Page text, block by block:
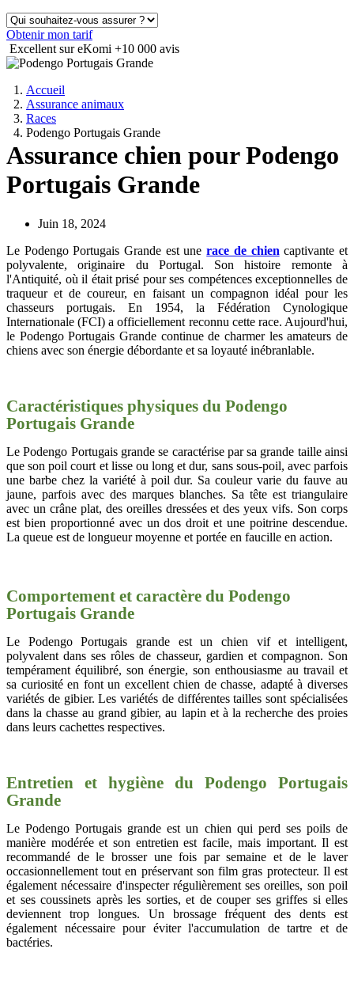
Obtenir mon tarif
Excellent sur eKomi +10 000 avis
Accueil
Assurance animaux
Races
Podengo Portugais Grande
Assurance chien pour Podengo
Portugais Grande
Juin 18, 2024
Le Podengo Portugais Grande est unerace de chien captivante et
polyvalente, originaire du Portugal. Son histoire remonte à
l'Antiquité, où il était prisé pour ses compétences exceptionnelles de
traqueur et de coureur, en faisant un compagnon idéal pour les
chasseurs portugais. En 1954, la Fédération Cynologique
Internationale (FCI) a officiellement reconnu cette race. Aujourd'hui,
le Podengo Portugais Grande continue de charmer les amateurs de
chiens avec son énergie débordante et sa loyauté inébranlable.
Caractéristiques physiques du Podengo
Portugais Grande
Le Podengo Portugais grande se caractérise par sa grande taille ainsi
que son poil court et lisse ou long et dur, sans sous-poil, avec parfois
une barbe chez la variété à poil dur. Sa couleur varie du fauve au
jaune, parfois avec des marques blanches. Sa tête est triangulaire
avec un crâne plat, des oreilles dressées et des yeux vifs. Son corps
est bien proportionné avec un dos droit et une poitrine descendue.
La queue est de longueur moyenne et portée en faucille en action.
Comportement et caractère du Podengo
Portugais Grande
Le Podengo Portugais grande est un chien vif et intelligent,
polyvalent dans ses rôles de chasseur, gardien et compagnon. Son
tempérament équilibré, son énergie, son enthousiasme au travail et
sa curiosité en font un excellent chien de chasse, adapté à diverses
variétés de gibier. Les variétés de différentes tailles sont spécialisées
dans la chasse au grand gibier, au lapin et à la recherche des proies
dans leurs cachettes respectives.
Entretien et hygiène du Podengo Portugais
Grande
Le Podengo Portugais grande est un chien qui perd ses poils de
manière modérée et son entretien est facile, mais important. Il est
recommandé de le brosser une fois par semaine et de le laver
occasionnellement tout en préservant son film gras protecteur. Il est
également nécessaire d'inspecter régulièrement ses oreilles, son poil
et ses coussinets après les sorties, et de couper ses griffes si elles
deviennent trop longues. Un brossage fréquent des dents est
également nécessaire pour éviter l'accumulation de tartre et de
bactéries.